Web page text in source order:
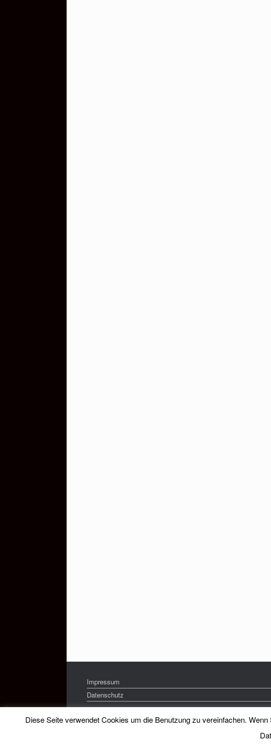
Impressum
Datenschutz
Diese Seite verwendet Cookies um die Benutzung zu vereinfachen.